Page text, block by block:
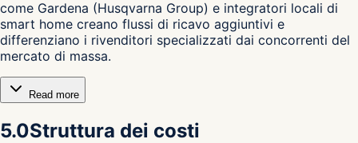
come Gardena (Husqvarna Group) e integratori locali di
smart home creano flussi di ricavo aggiuntivi e
differenziano i rivenditori specializzati dai concorrenti del
mercato di massa.
Read more
5.0Struttura dei costi